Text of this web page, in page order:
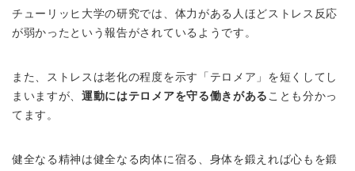
チューリッヒ大学の研究では、体力がある人ほどストレス反応
が弱かったという報告がされているようです。
また、ストレスは老化の程度を示す「テロメア」を短くしてし
まいますが、運動にはテロメアを守る働きがある ことも分かっ
てます。
健全なる精神は健全なる肉体に宿る、身体を鍛えれば心もを鍛